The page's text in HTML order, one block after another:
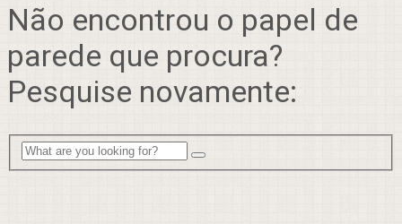
Não encontrou o papel de
parede que procura?
Pesquise novamente: